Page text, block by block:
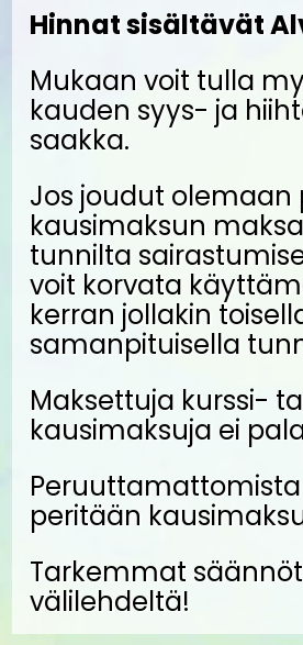
Hinnat sisältävät
Mukaan voit tulla
kauden syys- ja
saakka.
Jos joudut olemaan
kausimaksun
tunnilta
voit korvata
kerran jollakin
samanpituisella
Maksettuja kurssi-
kausimaksuja ei
peritään
Tarkemmat
välilehdeltä!